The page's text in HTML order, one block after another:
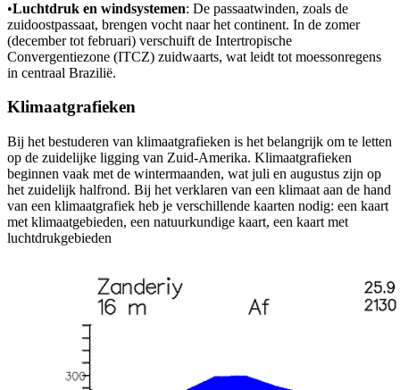
•Luchtdruk en windsystemen: De passaatwinden, zoals de
zuidoostpassaat, brengen vocht naar het continent. In de zomer
(december tot februari) verschuift de Intertropische
Convergentiezone (ITCZ) zuidwaarts, wat leidt tot moessonregens
in centraal Brazilië.
Klimaatgrafieken
Bij het bestuderen van klimaatgrafieken is het belangrijk om te letten
op de zuidelijke ligging van Zuid-Amerika. Klimaatgrafieken
beginnen vaak met de wintermaanden, wat juli en augustus zijn op
het zuidelijk halfrond. Bij het verklaren van een klimaat aan de hand
van een klimaatgrafiek heb je verschillende kaarten nodig: een kaart
met klimaatgebieden, een natuurkundige kaart, een kaart met
luchtdrukgebieden